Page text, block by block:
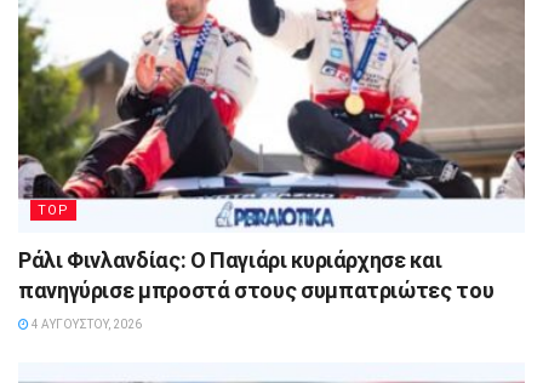
TOP
Ράλι Φινλανδίας: Ο Παγιάρι κυριάρχησε και
πανηγύρισε μπροστά στους συμπατριώτες του
4 ΑΥΓΟΎΣΤΟΥ, 2026